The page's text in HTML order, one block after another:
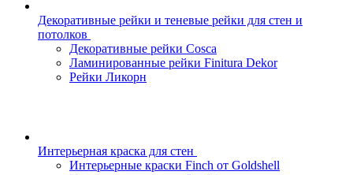
Декоративные рейки и теневые рейки для стен и
потолков
Декоративные рейки Cosca
Ламинированные рейки Finitura Dekor
Рейки Ликорн
Интерьерная краска для стен
Интерьерные краски Finch от Goldshell